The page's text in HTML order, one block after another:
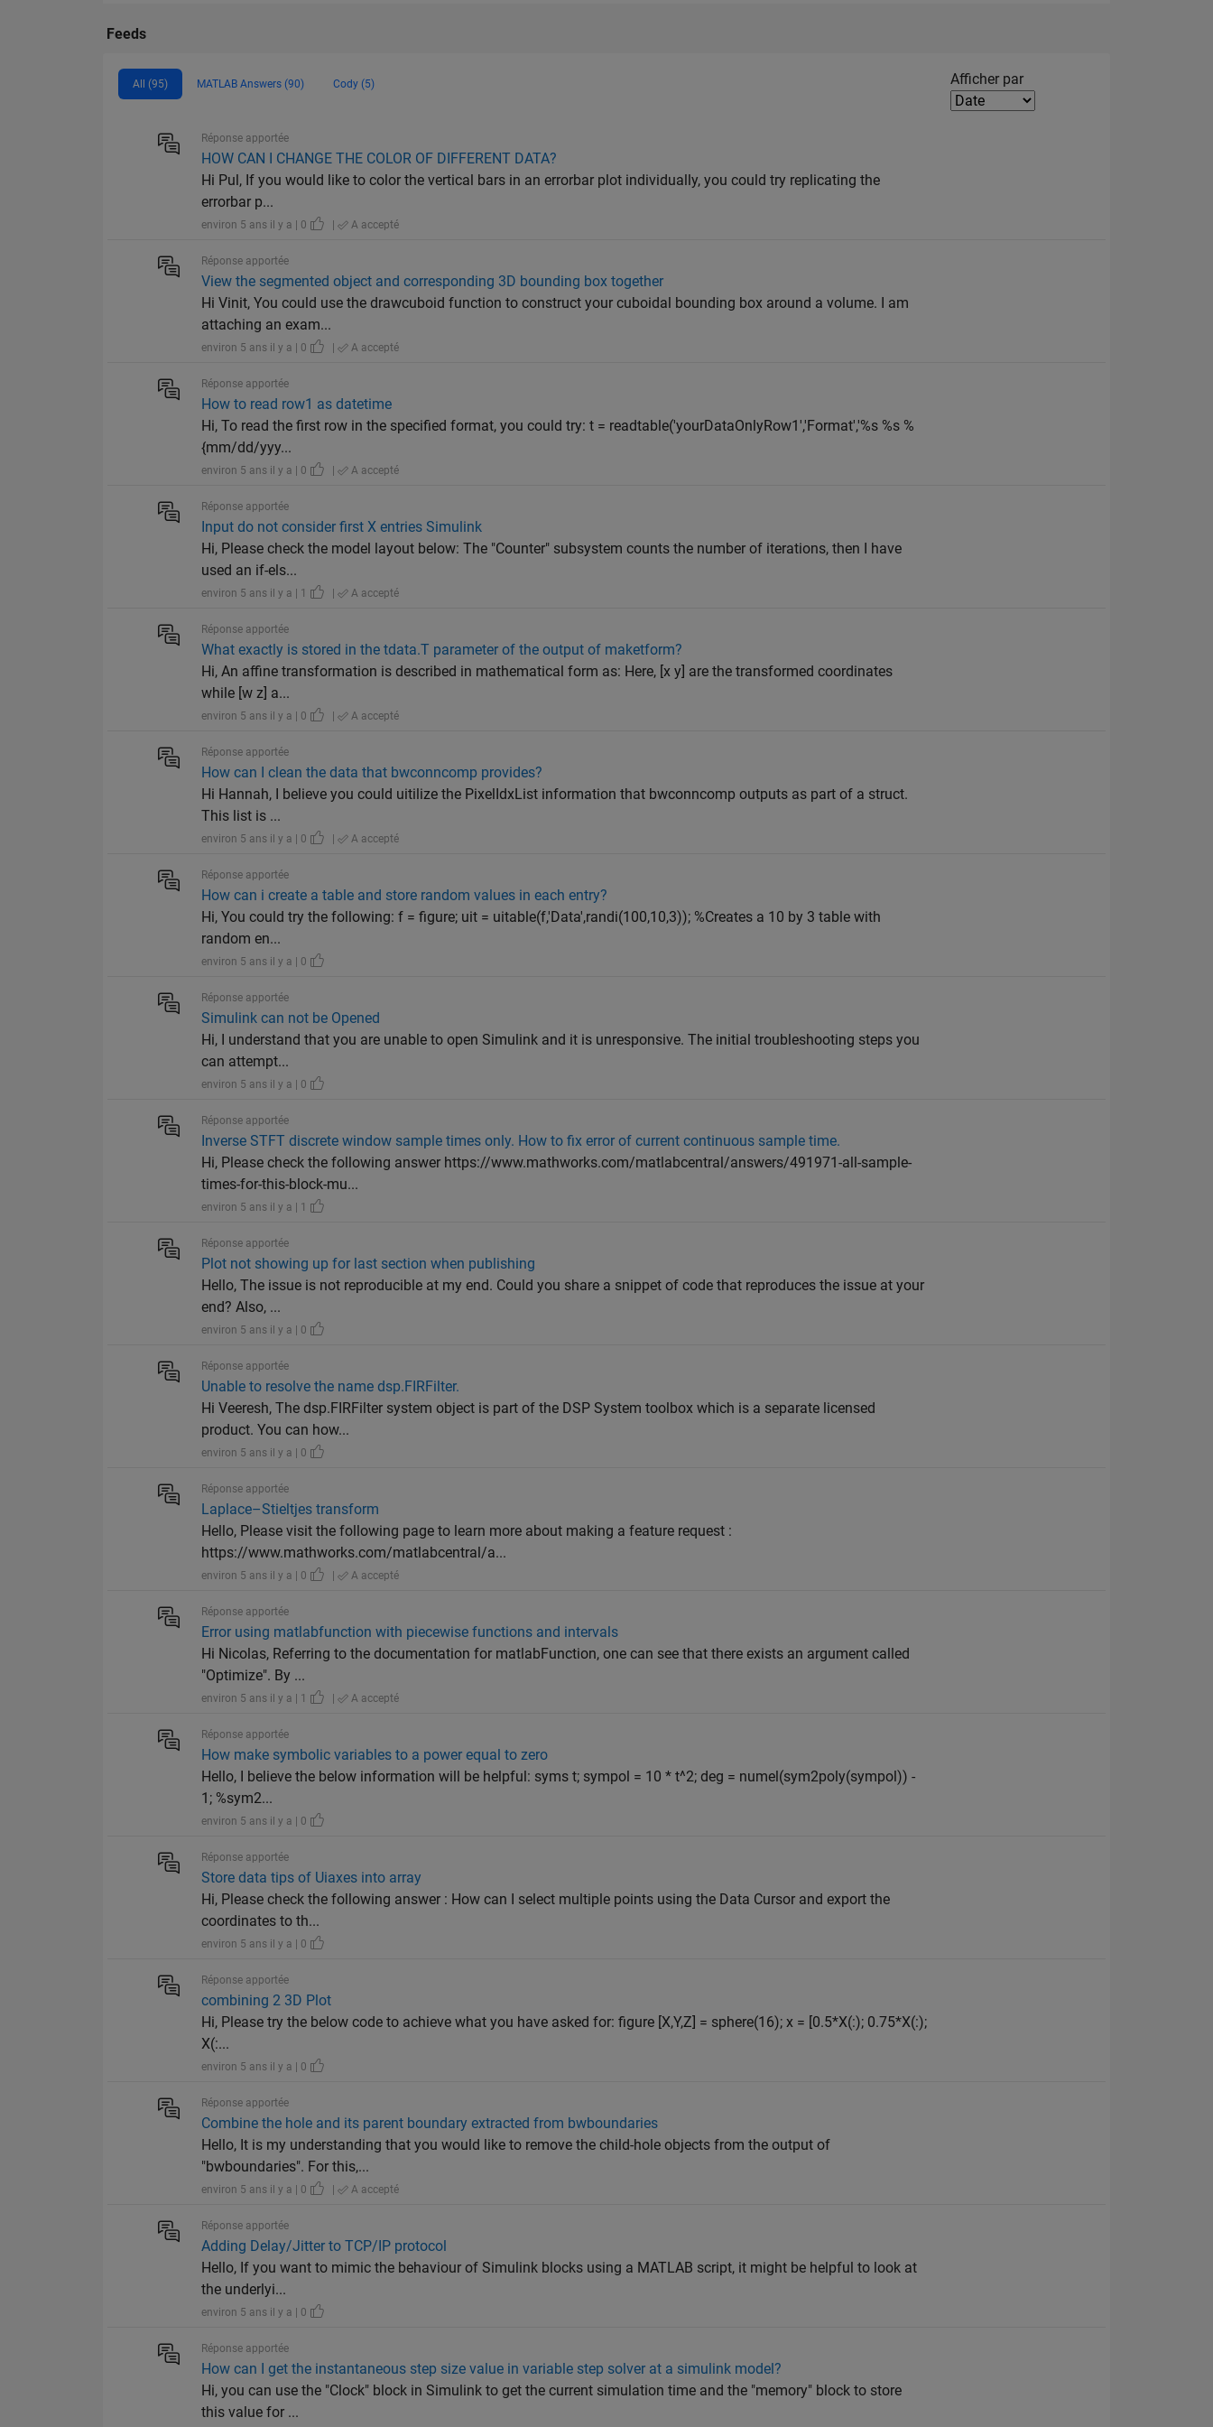
Feeds
All (95) MATLAB Answers (90) Cody (5) Filter2
Afficher par
Réponse apportée
HOW CAN I CHANGE THE COLOR OF DIFFERENT DATA?
Hi Pul, If you would like to color the vertical bars in an errorbar plot individually, you could try replicating the
errorbar p...
environ 5 ans il y a | 0 | A accepté
Réponse apportée
View the segmented object and corresponding 3D bounding box together
Hi Vinit, You could use the drawcuboid function to construct your cuboidal bounding box around a volume. I am
attaching an exam...
environ 5 ans il y a | 0 | A accepté
Réponse apportée
How to read row1 as datetime
Hi, To read the first row in the specified format, you could try: t = readtable('yourDataOnlyRow1','Format','%s %s %
{mm/dd/yyy...
environ 5 ans il y a | 0 | A accepté
Réponse apportée
Input do not consider first X entries Simulink
Hi, Please check the model layout below: The "Counter" subsystem counts the number of iterations, then I have
used an if-els...
environ 5 ans il y a | 1 | A accepté
Réponse apportée
What exactly is stored in the tdata.T parameter of the output of maketform?
Hi, An affine transformation is described in mathematical form as: Here, [x y] are the transformed coordinates
while [w z] a...
environ 5 ans il y a | 0 | A accepté
Réponse apportée
How can I clean the data that bwconncomp provides?
Hi Hannah, I believe you could uitilize the PixelIdxList information that bwconncomp outputs as part of a struct.
This list is ...
environ 5 ans il y a | 0 | A accepté
Réponse apportée
How can i create a table and store random values in each entry?
Hi, You could try the following: f = figure; uit = uitable(f,'Data',randi(100,10,3)); %Creates a 10 by 3 table with
random en...
environ 5 ans il y a | 0
Réponse apportée
Simulink can not be Opened
Hi, I understand that you are unable to open Simulink and it is unresponsive. The initial troubleshooting steps you
can attempt...
environ 5 ans il y a | 0
Réponse apportée
Inverse STFT discrete window sample times only. How to fix error of current continuous sample time.
Hi, Please check the following answer https://www.mathworks.com/matlabcentral/answers/491971-all-sample-
times-for-this-block-mu...
environ 5 ans il y a | 1
Réponse apportée
Plot not showing up for last section when publishing
Hello, The issue is not reproducible at my end. Could you share a snippet of code that reproduces the issue at your
end? Also, ...
environ 5 ans il y a | 0
Réponse apportée
Unable to resolve the name dsp.FIRFilter.
Hi Veeresh, The dsp.FIRFilter system object is part of the DSP System toolbox which is a separate licensed
product. You can how...
environ 5 ans il y a | 0
Réponse apportée
Laplace–Stieltjes transform
Hello, Please visit the following page to learn more about making a feature request :
https://www.mathworks.com/matlabcentral/a...
environ 5 ans il y a | 0 | A accepté
Réponse apportée
Error using matlabfunction with piecewise functions and intervals
Hi Nicolas, Referring to the documentation for matlabFunction, one can see that there exists an argument called
"Optimize". By ...
environ 5 ans il y a | 1 | A accepté
Réponse apportée
How make symbolic variables to a power equal to zero
Hello, I believe the below information will be helpful: syms t; sympol = 10 * t^2; deg = numel(sym2poly(sympol)) -
1; %sym2...
environ 5 ans il y a | 0
Réponse apportée
Store data tips of Uiaxes into array
Hi, Please check the following answer : How can I select multiple points using the Data Cursor and export the
coordinates to th...
environ 5 ans il y a | 0
Réponse apportée
combining 2 3D Plot
Hi, Please try the below code to achieve what you have asked for: figure [X,Y,Z] = sphere(16); x = [0.5*X(:); 0.75*X(:);
X(:...
environ 5 ans il y a | 0
Réponse apportée
Combine the hole and its parent boundary extracted from bwboundaries
Hello, It is my understanding that you would like to remove the child-hole objects from the output of
"bwboundaries". For this,...
environ 5 ans il y a | 0 | A accepté
Réponse apportée
Adding Delay/Jitter to TCP/IP protocol
Hello, If you want to mimic the behaviour of Simulink blocks using a MATLAB script, it might be helpful to look at
the underlyi...
environ 5 ans il y a | 0
Réponse apportée
How can I get the instantaneous step size value in variable step solver at a simulink model?
Hi, you can use the "Clock" block in Simulink to get the current simulation time and the "memory" block to store
this value for ...